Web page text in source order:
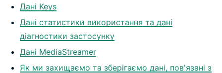
Дані Keys
Дані статистики використання та дані
діагностики застосунку
Дані MediaStreamer
Як ми захищаємо та зберігаємо дані, пов'язані з